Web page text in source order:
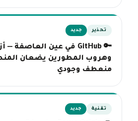
تحذير جديد
وهروب المطورين يضعان
منعطف وجودي
تقنية جديد